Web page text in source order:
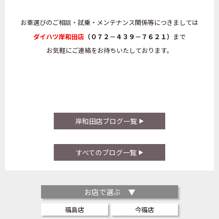
お車選びのご相談・試乗・メンテナンス関係等につきましては
ダイハツ岸和田店 （０７２－４３９－７６２１） まで
お気軽にご連絡をお待ちいたしております。
岸和田店ブログ一覧
すべてのブログ一覧
お店で選ぶ ▼
福島店
今福店